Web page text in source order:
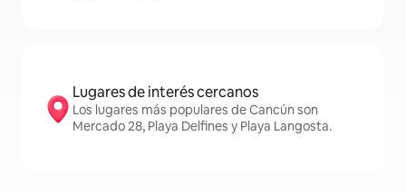
Lugares de interés cercanos
Los lugares más populares de Cancún son
Mercado 28, Playa Delfines y Playa Langosta.